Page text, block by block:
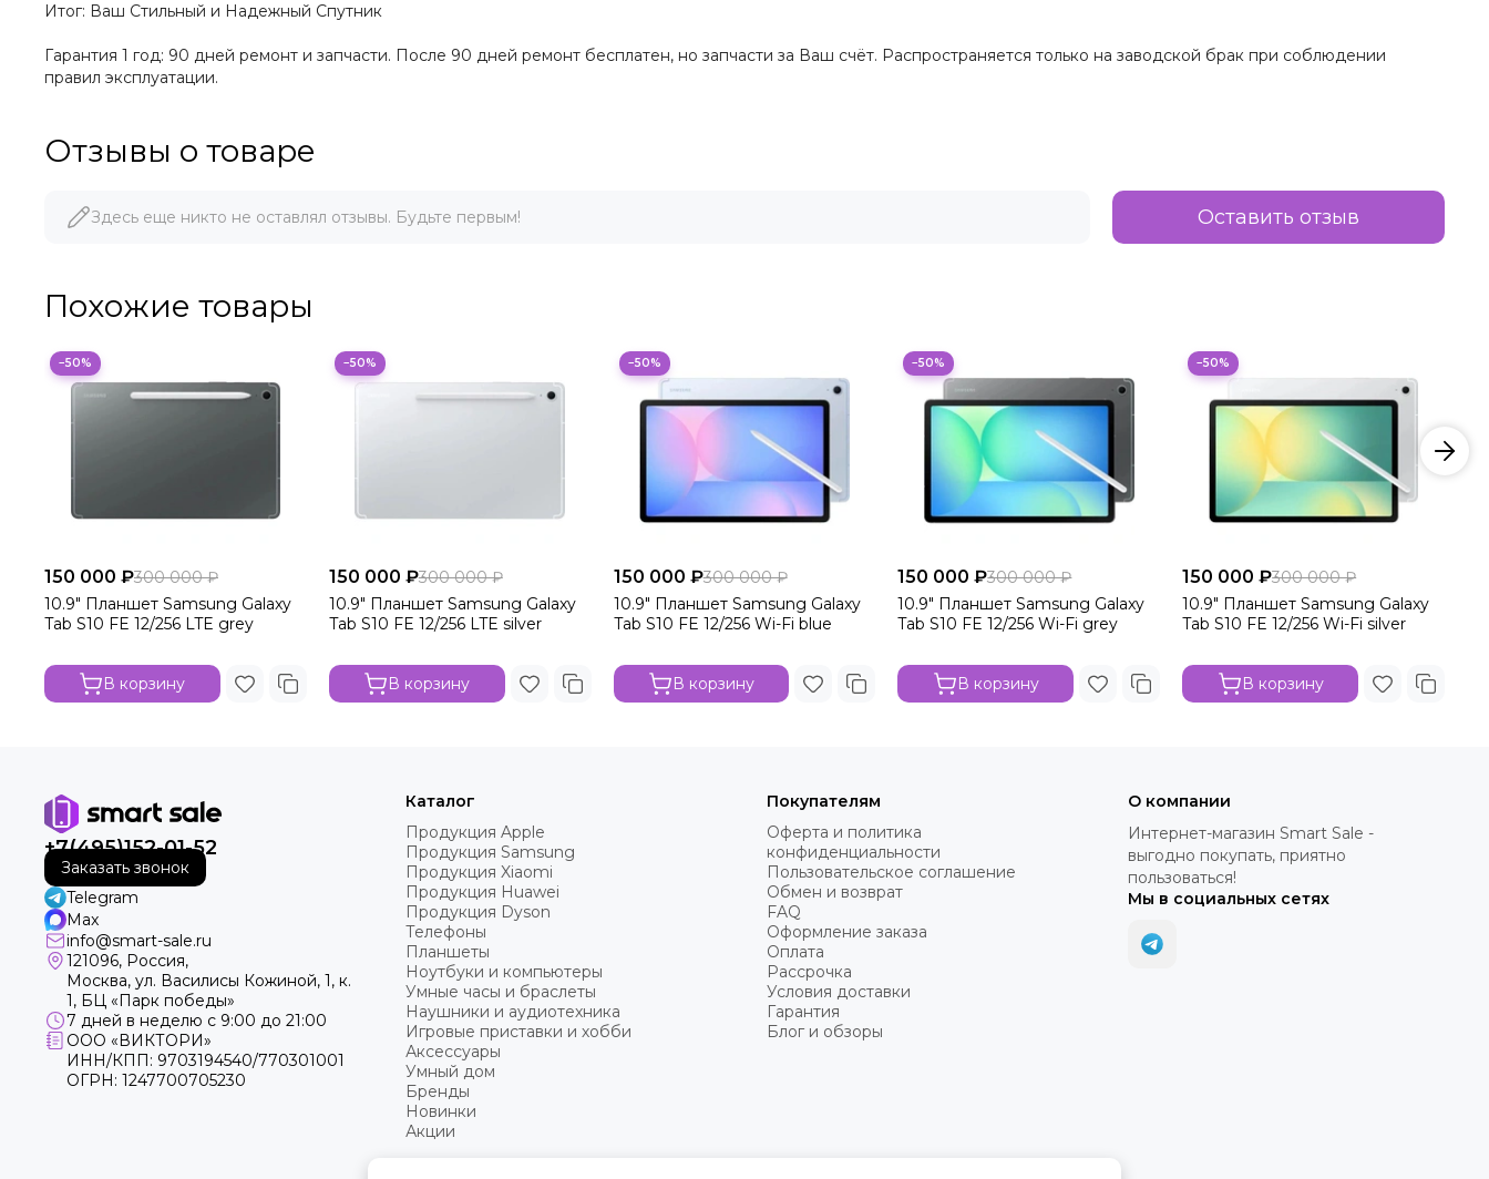
Итог: Ваш Стильный и Надежный Спутник
Гарантия 1 год: 90 дней ремонт и запчасти. После 90 дней ремонт бесплатен, но запчасти за Ваш счёт. Распространяется только на заводской брак при соблюдении
правил эксплуатации.
Отзывы о товаре
Здесь еще никто не оставлял отзывы. Будьте первым! Оставить отзыв
Похожие товары
−50%
150 000 ₽300 000 ₽
10.9" Планшет Samsung Galaxy
Tab S10 FE 12/256 LTE grey
В корзину
−50%
150 000 ₽300 000 ₽
10.9" Планшет Samsung Galaxy
Tab S10 FE 12/256 LTE silver
В корзину
−50%
150 000 ₽300 000 ₽
10.9" Планшет Samsung Galaxy
Tab S10 FE 12/256 Wi-Fi blue
В корзину
−50%
150 000 ₽300 000 ₽
10.9" Планшет Samsung Galaxy
Tab S10 FE 12/256 Wi-Fi grey
В корзину
−50%
150 000 ₽300 000 ₽
10.9" Планшет Samsung Galaxy
Tab S10 FE 12/256 Wi-Fi silver
В корзину
+7(495)152-01-52
Заказать звонок
Telegram
Max
info@smart-sale.ru
121096, Россия,
Москва, ул. Василисы Кожиной, 1, к.
1, БЦ «Парк победы»
7 дней в неделю с 9:00 до 21:00
ООО «ВИКТОРИ»
ИНН/КПП: 9703194540/770301001
ОГРН: 1247700705230
Каталог
Продукция Apple
Продукция Samsung
Продукция Xiaomi
Продукция Huawei
Продукция Dyson
Телефоны
Планшеты
Ноутбуки и компьютеры
Умные часы и браслеты
Наушники и аудиотехника
Игровые приставки и хобби
Аксессуары
Умный дом
Бренды
Новинки
Акции
Покупателям
Оферта и политика
конфиденциальности
Пользовательское соглашение
Обмен и возврат
FAQ
Оформление заказа
Оплата
Рассрочка
Условия доставки
Гарантия
Блог и обзоры
О компании
Интернет-магазин Smart Sale -
выгодно покупать, приятно
пользоваться!
Мы в социальных сетях